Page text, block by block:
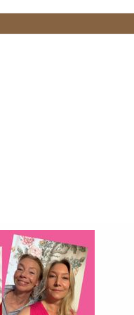
Mejla till